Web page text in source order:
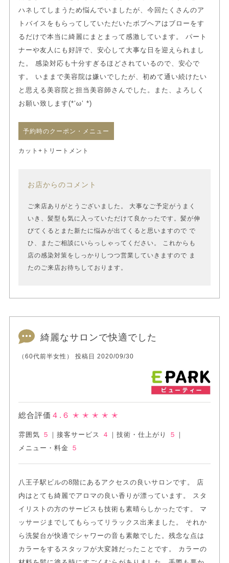
ハネしてしまうため悩んでいましたが、今回たくさんのア
トバイスをもらってしていただいたボブヘアはブローをす
るだけで本当に綺麗にまとまって感激しています。 パート
ナーや友人にも好評で、安心して大事な日を迎えられまし
た。 感染対応も十分すぎるほどされているので、安心で
す。 いままで美容院は嫌いでしたが、初めて通い続けたい
と思える美容院と担当美容師さんでした。また、よろしく
お願い致します(*‘ω‘ *)
予約時のクーポン・メニュー
カット+トリートメント
お店からのコメント
ご来店ありがとうございました。 大事なご予定がうまく
いき、髪型も気に入っていただけて良かったです。髪が伸
びてくるとまた新たに悩みが出てくると思いますので で
ひ、またご相談にいらっしゃってください。 これからも
店の感染対策をしっかりしつつ営業していきますので ま
たのご来店お待ちしております。
綺麗なサロンで快適でした
（60代前半女性） 投稿日 2020/09/30
総合評価 ４.６ ✭ ✭ ✭ ✭ ✭
雰囲気 ５ ｜接客サービス ４ ｜技術・仕上がり ５
｜
メニュー・料金
５
八王子駅ビルの8階にあるアクセスの良いサロンです。 店
内はとても綺麗でアロマの良い香りが漂っています。 スタ
イリストの方のサービスも技術も素晴らしかったです。 マ
ッサージまでしてもらってリラックス出来ました。 それか
ら洗髪台が快適でシャワーの音も素敵でした。残念な点は
カラーをするスタッフが大変雑だったことです。 カラーの